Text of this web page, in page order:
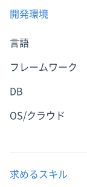
開発環境
言語
フレームワーク
DB
OS/クラウド
求めるスキル